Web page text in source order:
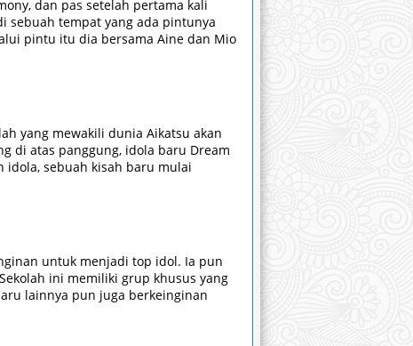
dan pas setelah pertama kali
sebuah tempat yang ada pintunya
pintu itu dia bersama Aine dan Mio
yang mewakili dunia Aikatsu akan
di atas panggung, idola baru Dream
idola, sebuah kisah baru mulai
untuk menjadi top idol. Ia pun
ini memiliki grup khusus yang
lainnya pun juga berkeinginan